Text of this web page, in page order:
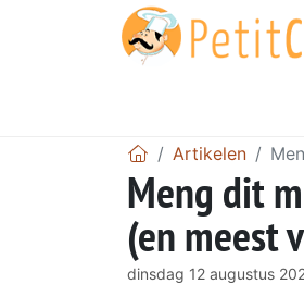
Artikelen
Meng dit
(en meest
dinsdag 12 augustus